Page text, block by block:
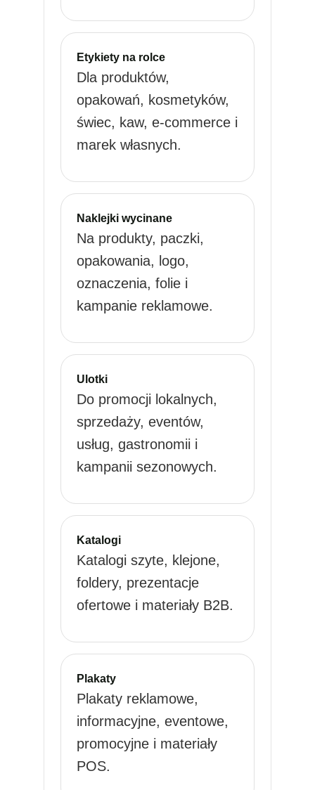
Etykiety na rolce
Dla produktów,
opakowań, kosmetyków,
świec, kaw, e-commerce i
marek własnych.
Naklejki wycinane
Na produkty, paczki,
opakowania, logo,
oznaczenia, folie i
kampanie reklamowe.
Ulotki
Do promocji lokalnych,
sprzedaży, eventów,
usług, gastronomii i
kampanii sezonowych.
Katalogi
Katalogi szyte, klejone,
foldery, prezentacje
ofertowe i materiały B2B.
Plakaty
Plakaty reklamowe,
informacyjne, eventowe,
promocyjne i materiały
POS.